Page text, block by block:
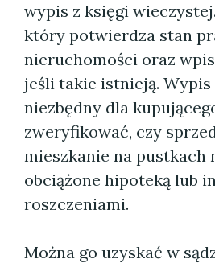
wypis z księgi
który potwierdza stan
nieruchomości oraz
jeśli takie istnieją.
niezbędny dla
zweryfikować, czy
mieszkanie na pustkach
obciążone hipoteką lub
roszczeniami.
Można go uzyskać w